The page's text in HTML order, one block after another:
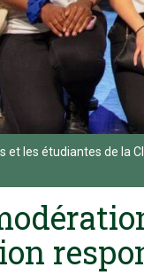
et les étudiantes de la